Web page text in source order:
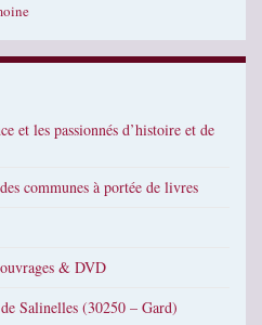
et les passionnés d’histoire et de
communes à portée de livres
& DVD
Salinelles (30250 – Gard)